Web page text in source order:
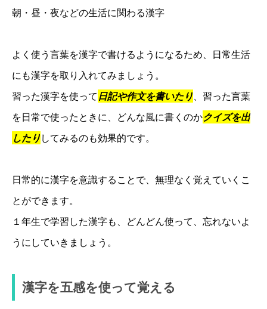
朝・昼・夜などの生活に関わる漢字
よく使う言葉を漢字で書けるようになるため、日常生活
にも漢字を取り入れてみましょう。
習った漢字を使って日記や作文を書いたり、習った言葉
を日常で使ったときに、どんな風に書くのかクイズを出
したりしてみるのも効果的です。
日常的に漢字を意識することで、無理なく覚えていくこ
とができます。
１年生で学習した漢字も、どんどん使って、忘れないよ
うにしていきましょう。
漢字を五感を使って覚える